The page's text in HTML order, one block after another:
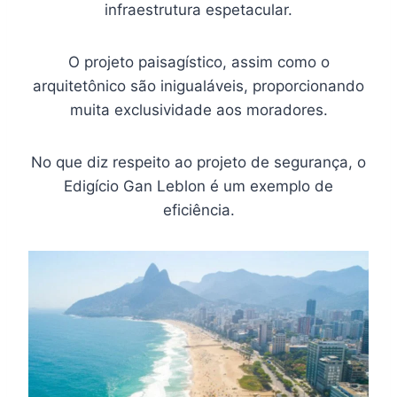
infraestrutura espetacular.
O projeto paisagístico, assim como o
arquitetônico são inigualáveis, proporcionando
muita exclusividade aos moradores.
No que diz respeito ao projeto de segurança, o
Edigício Gan Leblon é um exemplo de
eficiência.